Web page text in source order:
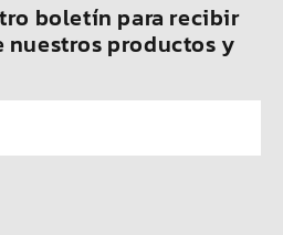
boletín para recibir
productos y